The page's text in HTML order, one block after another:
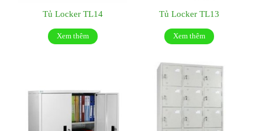
Tủ Locker TL14
Xem thêm
Tủ Locker TL13
Xem thêm